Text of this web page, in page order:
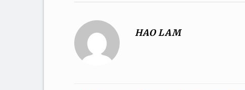
HAO LAM